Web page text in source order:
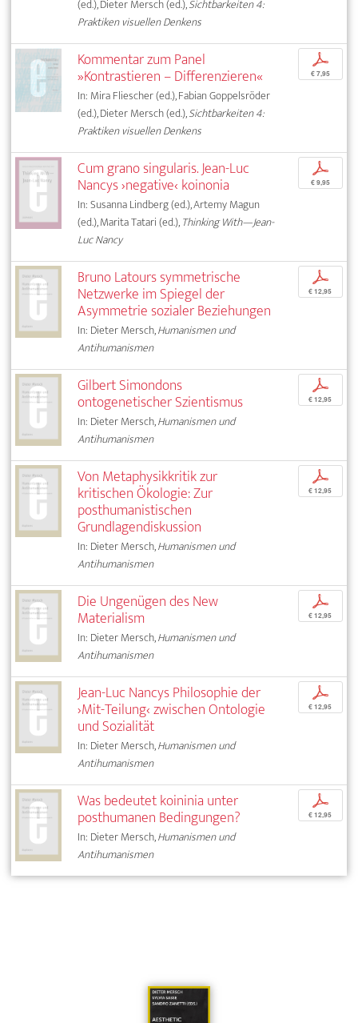
(ed.), Dieter Mersch (ed.),Sichtbarkeiten 4:
Praktiken visuellen Denkens
Kommentar zum Panel
»Kontrastieren – Differenzieren«
In: Mira Fliescher (ed.), Fabian Goppelsröder
(ed.), Dieter Mersch (ed.),Sichtbarkeiten 4:
Praktiken visuellen Denkens
p
€ 7,95
Cum grano singularis. Jean-Luc
Nancys ›negative‹ koinonia
In: Susanna Lindberg (ed.), Artemy Magun
(ed.), Marita Tatari (ed.),Thinking With—Jean-
Luc Nancy
p
€ 9,95
Bruno Latours symmetrische
Netzwerke im Spiegel der
Asymmetrie sozialer Beziehungen
In: Dieter Mersch,Humanismen und
Antihumanismen
p
€ 12,95
Gilbert Simondons
ontogenetischer Szientismus
In: Dieter Mersch,Humanismen und
Antihumanismen
p
€ 12,95
Von Metaphysikkritik zur
kritischen Ökologie: Zur
posthumanistischen
Grundlagendiskussion
In: Dieter Mersch,Humanismen und
Antihumanismen
p
€ 12,95
Die Ungenügen des New
Materialism
In: Dieter Mersch,Humanismen und
Antihumanismen
p
€ 12,95
Jean-Luc Nancys Philosophie der
›Mit-Teilung‹ zwischen Ontologie
und Sozialität
In: Dieter Mersch,Humanismen und
Antihumanismen
p
€ 12,95
Was bedeutet koininia unter
posthumanen Bedingungen?
In: Dieter Mersch,Humanismen und
Antihumanismen
p
€ 12,95